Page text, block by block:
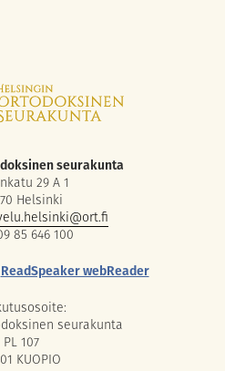
seurakunta
29 A 1
Helsinki
85 646 100
ReadSpeaker webReader
seurakunta
PL 107
KUOPIO